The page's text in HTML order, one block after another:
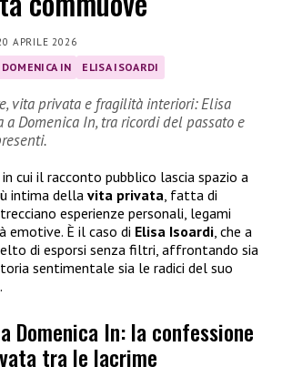
APRILE 2026
DOMENICA IN ELISA ISOARDI
vita privata e fragilità interiori: Elisa
a Domenica In, tra ricordi del passato e
cui il racconto pubblico lascia spazio a
intima della vita privata, fatta di
esperienze personali, legami
emotive. È il caso di Elisa Isoardi, che a
di esporsi senza filtri, affrontando sia
sentimentale sia le radici del suo
Domenica In: la confessione
tra le lacrime